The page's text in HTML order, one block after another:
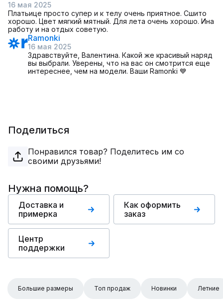
16 мая 2025
Платьице просто супер и к телу очень приятное. Сшито
хорошо. Цвет мягкий мятный. Для лета очень хорошо. Ина
работу и на отдых советую.
Ramonki
16 мая 2025
Здравствуйте, Валентина. Какой же красивый наряд
вы выбрали. Уверены, что на вас он смотрится еще
интереснее, чем на модели. Ваши Ramonki 💙
Поделиться
Понравился товар? Поделитесь им со
своими друзьями!
Нужна помощь?
Доставка и
примерка
Как оформить
заказ
Центр
поддержки
Большие размеры Топ продаж Новинки Летние